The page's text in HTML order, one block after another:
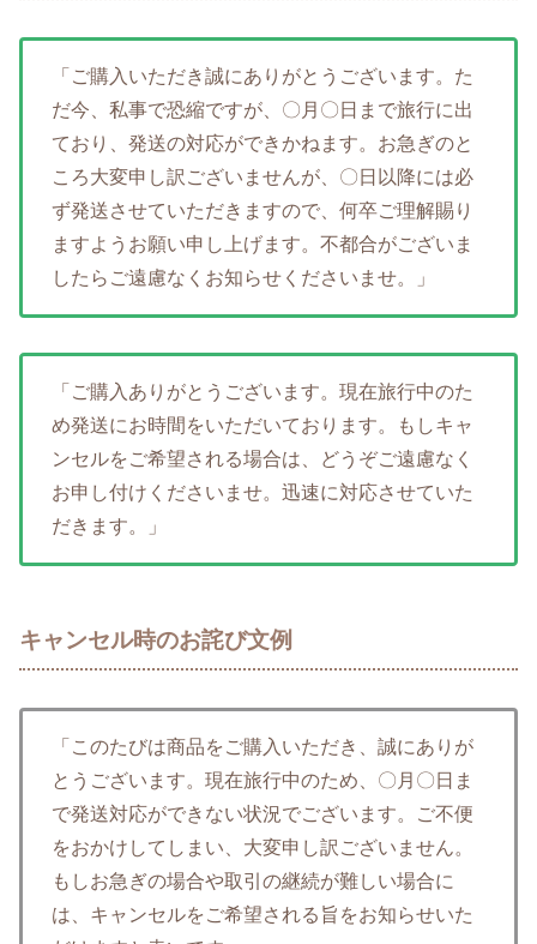
「ご購入いただき誠にありがとうございます。た
だ今、私事で恐縮ですが、〇月〇日まで旅行に出
ており、発送の対応ができかねます。お急ぎのと
ころ大変申し訳ございませんが、〇日以降には必
ず発送させていただきますので、何卒ご理解賜り
ますようお願い申し上げます。不都合がございま
したらご遠慮なくお知らせくださいませ。」
「ご購入ありがとうございます。現在旅行中のた
め発送にお時間をいただいております。もしキャ
ンセルをご希望される場合は、どうぞご遠慮なく
お申し付けくださいませ。迅速に対応させていた
だきます。」
キャンセル時のお詫び文例
「このたびは商品をご購入いただき、誠にありが
とうございます。現在旅行中のため、〇月〇日ま
で発送対応ができない状況でございます。ご不便
をおかけしてしまい、大変申し訳ございません。
もしお急ぎの場合や取引の継続が難しい場合に
は、キャンセルをご希望される旨をお知らせいた